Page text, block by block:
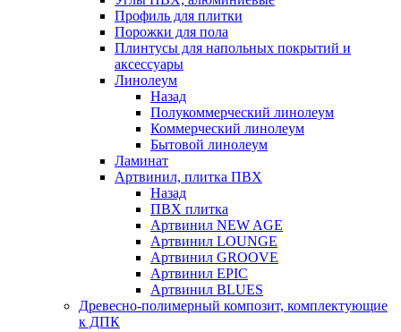
Профиль для плитки
Порожки для пола
Плинтусы для напольных покрытий и
аксессуары
Линолеум
Назад
Полукоммерческий линолеум
Коммерческий линолеум
Бытовой линолеум
Ламинат
Артвинил, плитка ПВХ
Назад
ПВХ плитка
Артвинил NEW AGE
Артвинил LOUNGE
Артвинил GROOVE
Артвинил EPIC
Артвинил BLUES
Древесно-полимерный композит, комплектующие
к ДПК